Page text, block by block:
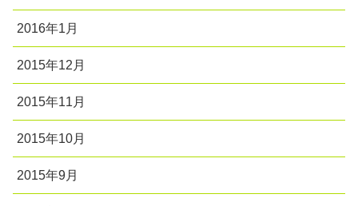
2016年1月
2015年12月
2015年11月
2015年10月
2015年9月